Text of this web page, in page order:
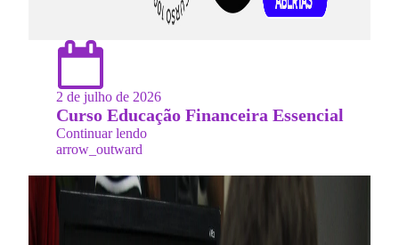
2 de julho de 2026
Curso Educação Financeira Essencial
Continuar lendo
arrow_outward